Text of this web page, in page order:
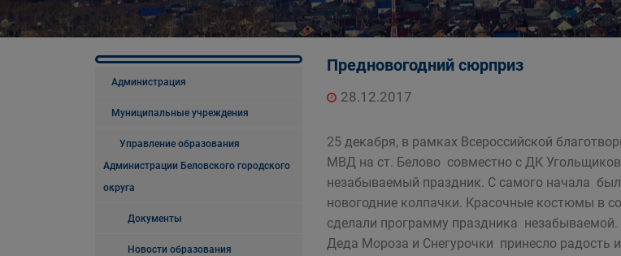
Администрация
Муниципальные учреждения
Управление образования
Администрации Беловского городского
округа
Документы
Новости образования
Предновогодний сюрприз
28.12.2017
25 декабря, в рамках Всероссийской
МВД на ст. Белово совместно с ДК
незабываемый праздник. С самого начала
новогодние колпачки. Красочные костюмы в
сделали программу праздника
Деда Мороза и Снегурочки принесло радость